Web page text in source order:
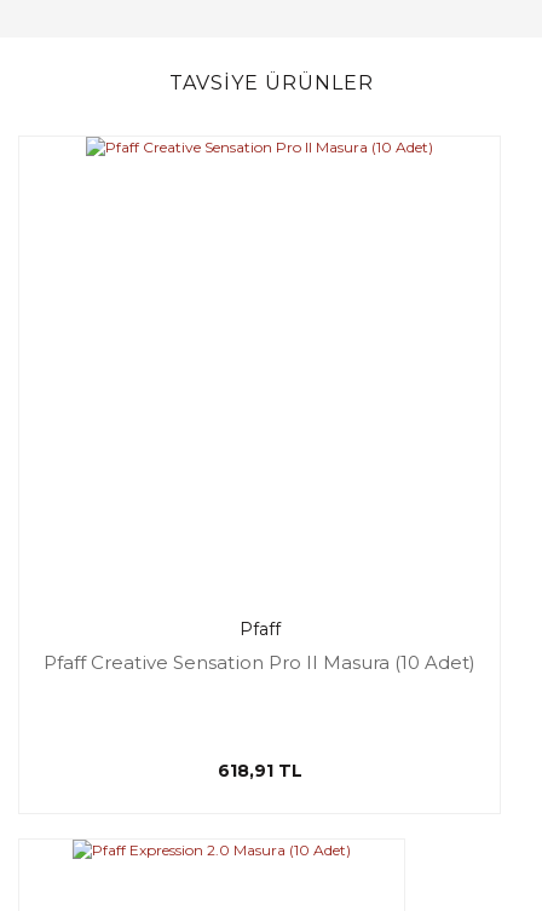
TAVSİYE ÜRÜNLER
Pfaff
Pfaff Creative Sensation Pro II Masura (10 Adet)
618,91 TL